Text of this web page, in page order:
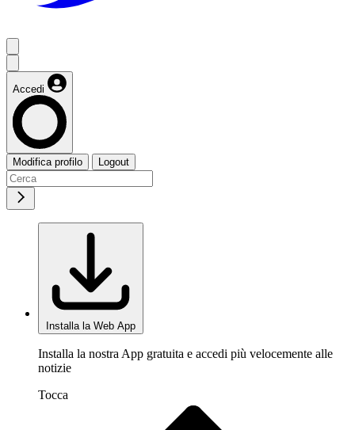
Accedi
Modifica profilo Logout
Installa la Web App
Installa la nostra App gratuita e accedi più velocemente alle
notizie
Tocca